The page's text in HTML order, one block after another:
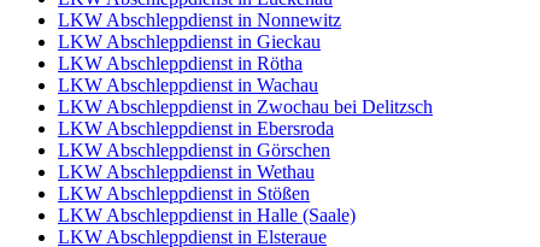
LKW Abschleppdienst in Nonnewitz
LKW Abschleppdienst in Gieckau
LKW Abschleppdienst in Rötha
LKW Abschleppdienst in Wachau
LKW Abschleppdienst in Zwochau bei Delitzsch
LKW Abschleppdienst in Ebersroda
LKW Abschleppdienst in Görschen
LKW Abschleppdienst in Wethau
LKW Abschleppdienst in Stößen
LKW Abschleppdienst in Halle (Saale)
LKW Abschleppdienst in Elsteraue